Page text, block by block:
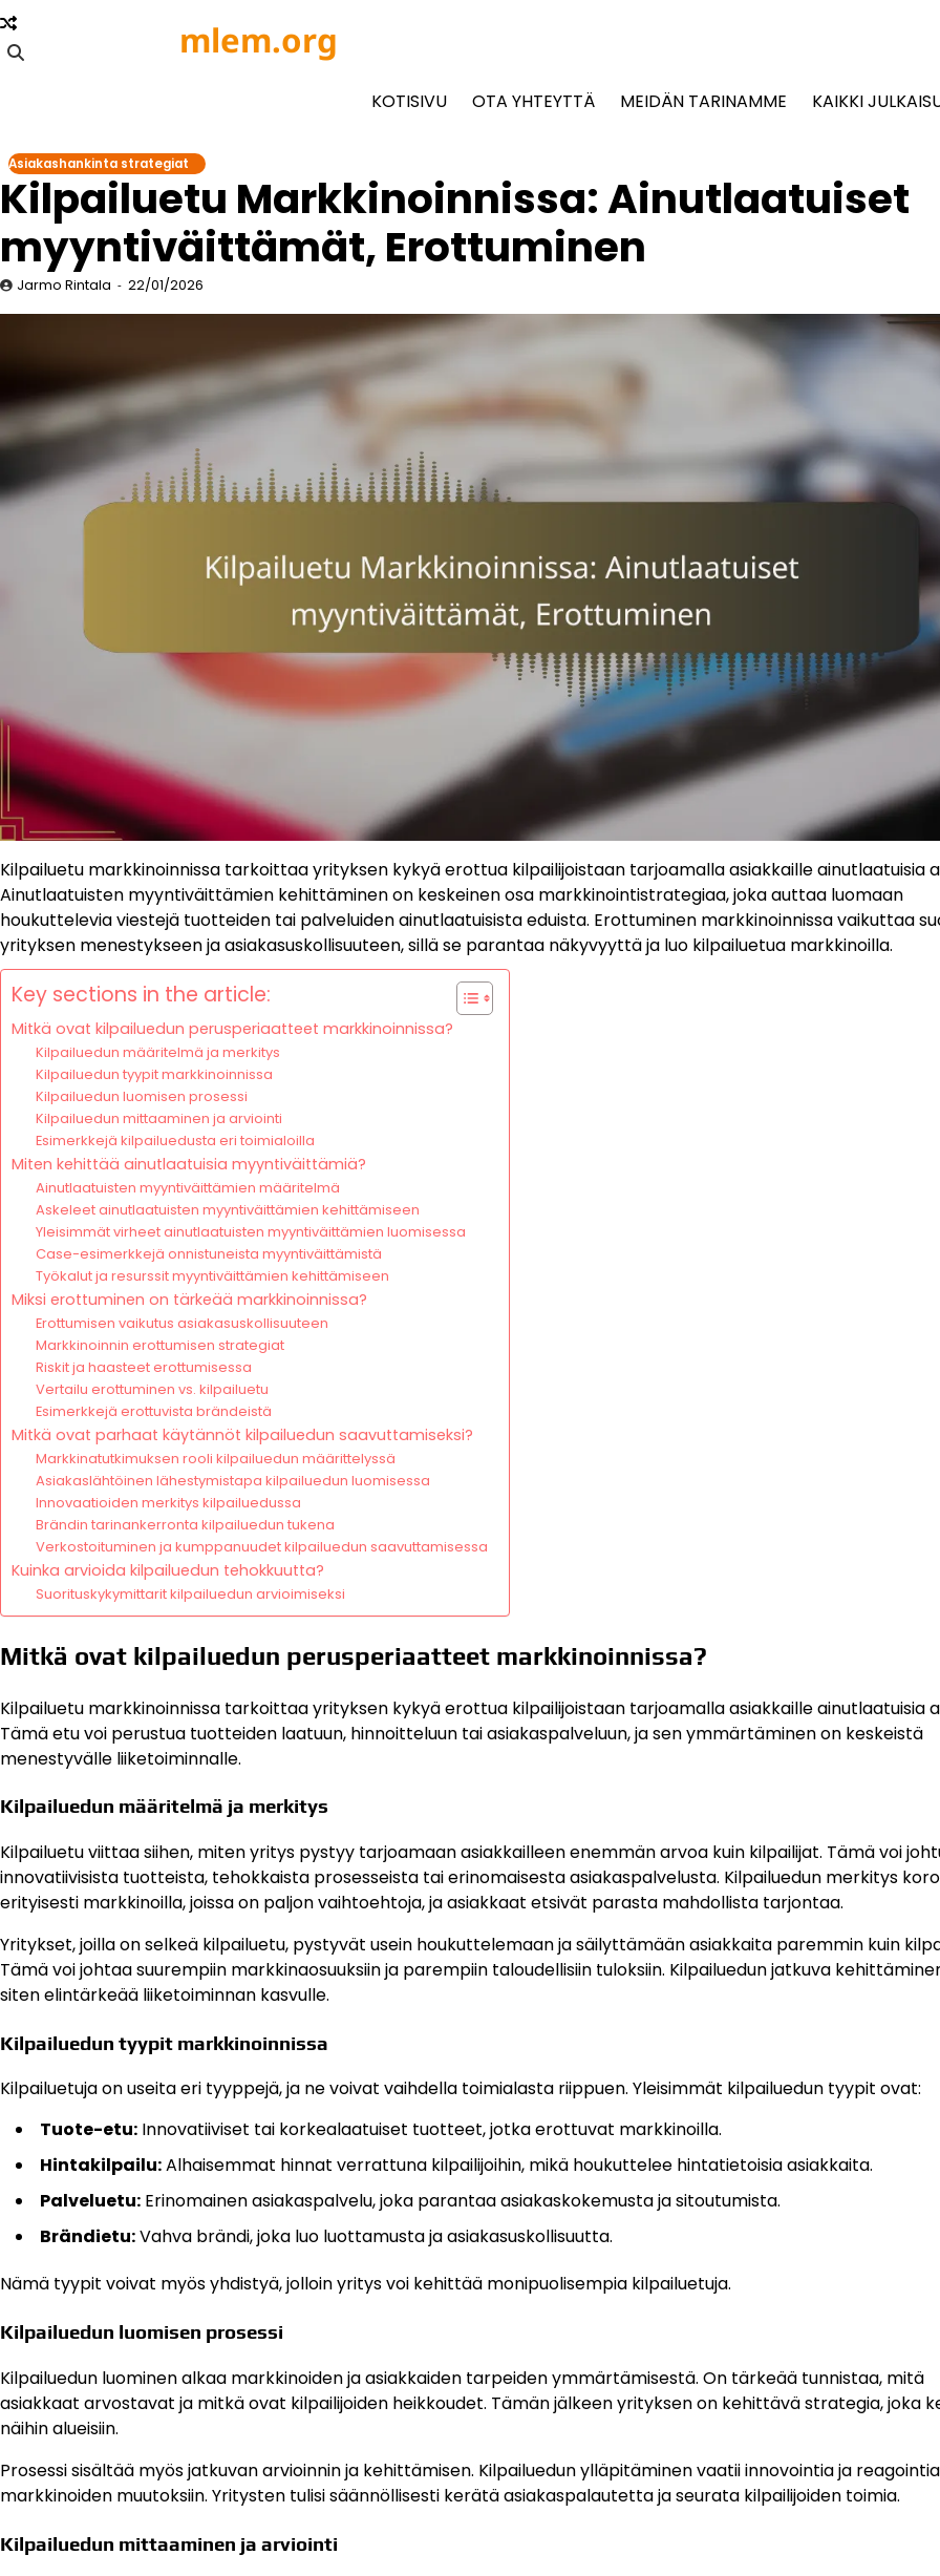
Skip
to
content
mlem.org
KOTISIVU OTA YHTEYTTÄ MEIDÄN TARINAMME KAIKKI
Asiakashankinta strategiat
Kilpailuetu Markkinoinnissa: Ainutlaatuiset
myyntiväittämät, Erottuminen
Jarmo Rintala 22/01/2026
Kilpailuetu markkinoinnissa tarkoittaa yrityksen kykyä erottua kilpailijoistaan tarjoamalla asiakkaille ainutlaatuisia
Ainutlaatuisten myyntiväittämien kehittäminen on keskeinen osa markkinointistrategiaa, joka auttaa luomaan
houkuttelevia viestejä tuotteiden tai palveluiden ainutlaatuisista eduista. Erottuminen markkinoinnissa vaikuttaa
yrityksen menestykseen ja asiakasuskollisuuteen, sillä se parantaa näkyvyyttä ja luo kilpailuetua markkinoilla.
Key sections in the article:
Mitkä ovat kilpailuedun perusperiaatteet markkinoinnissa?
Kilpailuedun määritelmä ja merkitys
Kilpailuedun tyypit markkinoinnissa
Kilpailuedun luomisen prosessi
Kilpailuedun mittaaminen ja arviointi
Esimerkkejä kilpailuedusta eri toimialoilla
Miten kehittää ainutlaatuisia myyntiväittämiä?
Ainutlaatuisten myyntiväittämien määritelmä
Askeleet ainutlaatuisten myyntiväittämien kehittämiseen
Yleisimmät virheet ainutlaatuisten myyntiväittämien luomisessa
Case-esimerkkejä onnistuneista myyntiväittämistä
Työkalut ja resurssit myyntiväittämien kehittämiseen
Miksi erottuminen on tärkeää markkinoinnissa?
Erottumisen vaikutus asiakasuskollisuuteen
Markkinoinnin erottumisen strategiat
Riskit ja haasteet erottumisessa
Vertailu erottuminen vs. kilpailuetu
Esimerkkejä erottuvista brändeistä
Mitkä ovat parhaat käytännöt kilpailuedun saavuttamiseksi?
Markkinatutkimuksen rooli kilpailuedun määrittelyssä
Asiakaslähtöinen lähestymistapa kilpailuedun luomisessa
Innovaatioiden merkitys kilpailuedussa
Brändin tarinankerronta kilpailuedun tukena
Verkostoituminen ja kumppanuudet kilpailuedun saavuttamisessa
Kuinka arvioida kilpailuedun tehokkuutta?
Suorituskykymittarit kilpailuedun arvioimiseksi
Mitkä ovat kilpailuedun perusperiaatteet markkinoinnissa?
Kilpailuetu markkinoinnissa tarkoittaa yrityksen kykyä erottua kilpailijoistaan tarjoamalla asiakkaille ainutlaatuisia
Tämä etu voi perustua tuotteiden laatuun, hinnoitteluun tai asiakaspalveluun, ja sen ymmärtäminen on keskeistä
menestyvälle liiketoiminnalle.
Kilpailuedun määritelmä ja merkitys
Kilpailuetu viittaa siihen, miten yritys pystyy tarjoamaan asiakkailleen enemmän arvoa kuin kilpailijat. Tämä voi
innovatiivisista tuotteista, tehokkaista prosesseista tai erinomaisesta asiakaspalvelusta. Kilpailuedun merkitys
erityisesti markkinoilla, joissa on paljon vaihtoehtoja, ja asiakkaat etsivät parasta mahdollista tarjontaa.
Yritykset, joilla on selkeä kilpailuetu, pystyvät usein houkuttelemaan ja säilyttämään asiakkaita paremmin kuin
Tämä voi johtaa suurempiin markkinaosuuksiin ja parempiin taloudellisiin tuloksiin. Kilpailuedun jatkuva
siten elintärkeää liiketoiminnan kasvulle.
Kilpailuedun tyypit markkinoinnissa
Kilpailuetuja on useita eri tyyppejä, ja ne voivat vaihdella toimialasta riippuen. Yleisimmät kilpailuedun tyypit ovat:
Tuote-etu: Innovatiiviset tai korkealaatuiset tuotteet, jotka erottuvat markkinoilla.
Hintakilpailu:Alhaisemmat hinnat verrattuna kilpailijoihin, mikä houkuttelee hintatietoisia asiakkaita.
Palveluetu: Erinomainen asiakaspalvelu, joka parantaa asiakaskokemusta ja sitoutumista.
Brändietu:Vahva brändi, joka luo luottamusta ja asiakasuskollisuutta.
Nämä tyypit voivat myös yhdistyä, jolloin yritys voi kehittää monipuolisempia kilpailuetuja.
Kilpailuedun luomisen prosessi
Kilpailuedun luominen alkaa markkinoiden ja asiakkaiden tarpeiden ymmärtämisestä. On tärkeää tunnistaa, mitä
asiakkaat arvostavat ja mitkä ovat kilpailijoiden heikkoudet. Tämän jälkeen yrityksen on kehittävä strategia, joka
näihin alueisiin.
Prosessi sisältää myös jatkuvan arvioinnin ja kehittämisen. Kilpailuedun ylläpitäminen vaatii innovointia ja reagointia
markkinoiden muutoksiin. Yritysten tulisi säännöllisesti kerätä asiakaspalautetta ja seurata kilpailijoiden toimia.
Kilpailuedun mittaaminen ja arviointi